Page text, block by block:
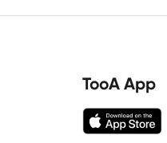
TooA App